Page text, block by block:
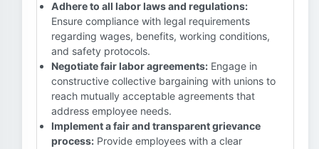
Adhere to all labor laws and regulations:
Ensure compliance with legal requirements
regarding wages, benefits, working conditions,
and safety protocols.
Negotiate fair labor agreements: Engage in
constructive collective bargaining with unions to
reach mutually acceptable agreements that
address employee needs.
Implement a fair and transparent grievance
process: Provide employees with a clear